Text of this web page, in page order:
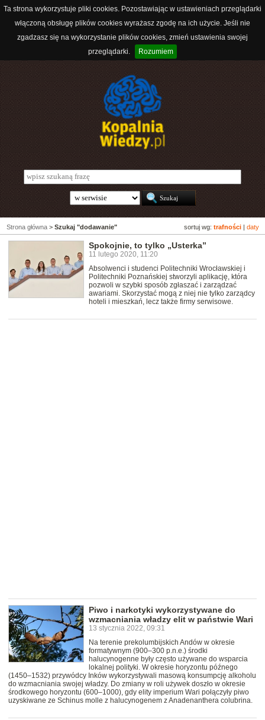
Ta strona wykorzystuje pliki cookies. Pozostawiając w ustawieniach przeglądarki
włączoną obsługę plików cookies wyrażasz zgodę na ich użycie. Jeśli nie
zgadzasz się na wykorzystanie plików cookies, zmień ustawienia swojej
przeglądarki.
Rozumiem
sortuj wg: trafności daty
Strona główna > Szukaj "dodawanie"
Spokojnie, to tylko „Usterka”
11 lutego 2020, 11:20
Absolwenci i studenci Politechniki Wrocławskiej i
Politechniki Poznańskiej stworzyli aplikację, która
pozwoli w szybki sposób zgłaszać i zarządzać
awariami. Skorzystać mogą z niej nie tylko zarządcy
hoteli i mieszkań, lecz także firmy serwisowe.
Piwo i narkotyki wykorzystywane do
wzmacniania władzy elit w państwie Wari
13 stycznia 2022, 09:31
Na terenie prekolumbijskich Andów w okresie
formatywnym (900–300 p.n.e.) środki
halucynogenne były często używane do wsparcia
lokalnej polityki. W okresie horyzontu późnego
(1450–1532) przywódcy Inków wykorzystywali masową konsumpcję alkoholu
do wzmacniania swojej władzy. Do zmiany w roli używek doszło w okresie
środkowego horyzontu (600–1000), gdy elity imperium Wari połączyły piwo
uzyskiwane ze Schinus molle z halucynogenem z Anadenanthera colubrina.